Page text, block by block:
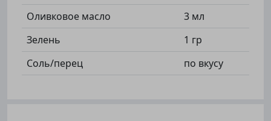
Оливковое масло
3 мл
Зелень
1 гр
Соль/перец
по вкусу